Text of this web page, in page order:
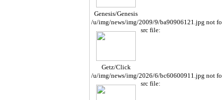
Genesis/Genesis
Cope
/u/img/news/img/2009/9/ba90906121.jpg not
Getz/Click
src file:
/u/img/news/img/2026/6/bc60600911.jpg not
src file: